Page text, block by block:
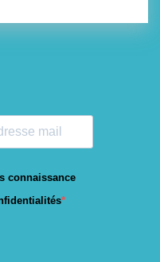
connaissance